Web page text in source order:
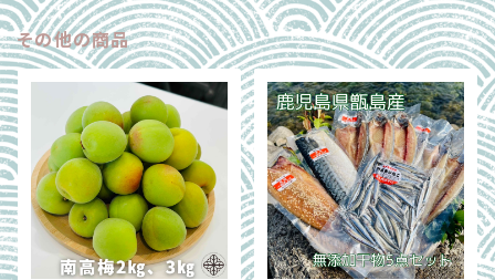
その他の商品